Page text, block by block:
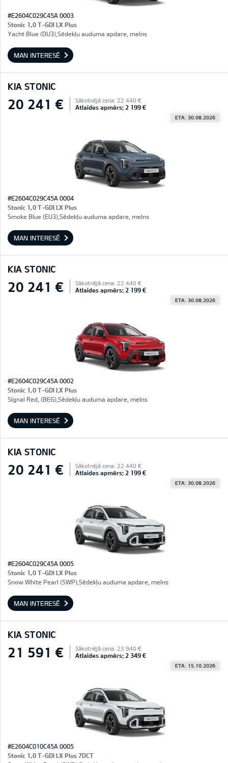
#E2604C029C45A 0003
Stonic 1,0 T-GDI LX Plus
Yacht Blue (DU3),Sēdekļu auduma apdare, melns
MAN INTERESĒ
KIA STONIC
20 241 € Sākotnējā cena: 22 440 €
Atlaides apmērs: 2 199 €
ETA: 30.08.2026
#E2604C029C45A 0004
Stonic 1,0 T-GDI LX Plus
Smoke Blue (EU3),Sēdekļu auduma apdare, melns
MAN INTERESĒ
KIA STONIC
20 241 € Sākotnējā cena: 22 440 €
Atlaides apmērs: 2 199 €
ETA: 30.08.2026
#E2604C029C45A 0002
Stonic 1,0 T-GDI LX Plus
Signal Red, (BEG),Sēdekļu auduma apdare, melns
MAN INTERESĒ
KIA STONIC
20 241 € Sākotnējā cena: 22 440 €
Atlaides apmērs: 2 199 €
ETA: 30.08.2026
#E2604C029C45A 0005
Stonic 1,0 T-GDI LX Plus
Snow White Pearl (SWP),Sēdekļu auduma apdare, melns
MAN INTERESĒ
KIA STONIC
21 591 € Sākotnējā cena: 23 940 €
Atlaides apmērs: 2 349 €
ETA: 15.10.2026
#E2604C010C45A 0005
Stonic 1,0 T-GDI LX Plus 7DCT